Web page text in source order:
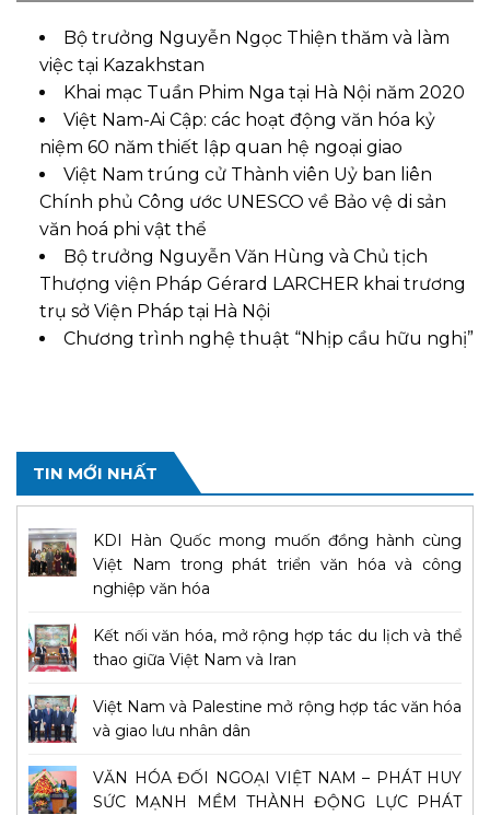
Bộ trưởng Nguyễn Ngọc Thiện thăm và làm
việc tại Kazakhstan
Khai mạc Tuần Phim Nga tại Hà Nội năm 2020
Việt Nam-Ai Cập: các hoạt động văn hóa kỷ
niệm 60 năm thiết lập quan hệ ngoại giao
Việt Nam trúng cử Thành viên Uỷ ban liên
Chính phủ Công ước UNESCO về Bảo vệ di sản
văn hoá phi vật thể
Bộ trưởng Nguyễn Văn Hùng và Chủ tịch
Thượng viện Pháp Gérard LARCHER khai trương
trụ sở Viện Pháp tại Hà Nội
Chương trình nghệ thuật “Nhịp cầu hữu nghị”
TIN MỚI NHẤT
KDI Hàn Quốc mong muốn đồng hành cùng
Việt Nam trong phát triển văn hóa và công
nghiệp văn hóa
Kết nối văn hóa, mở rộng hợp tác du lịch và thể
thao giữa Việt Nam và Iran
Việt Nam và Palestine mở rộng hợp tác văn hóa
và giao lưu nhân dân
VĂN HÓA ĐỐI NGOẠI VIỆT NAM – PHÁT HUY
SỨC MẠNH MỀM THÀNH ĐỘNG LỰC PHÁT